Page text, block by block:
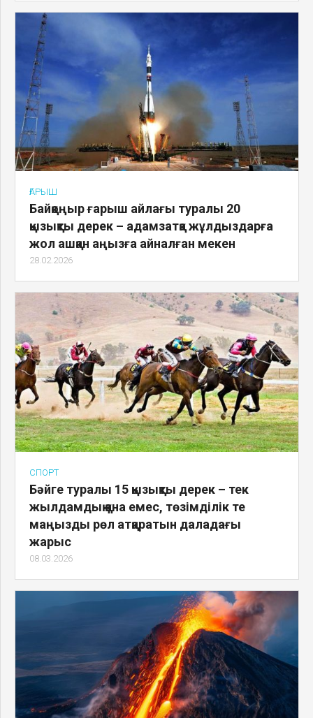
ҒАРЫШ
Байқоңыр ғарыш айлағы туралы 20
қызықты дерек – адамзатқа жұлдыздарға
жол ашқан аңызға айналған мекен
28.02.2026
СПОРТ
Бәйге туралы 15 қызықты дерек – тек
жылдамдық қана емес, төзімділік те
маңызды рөл атқаратын даладағы
жарыс
08.03.2026